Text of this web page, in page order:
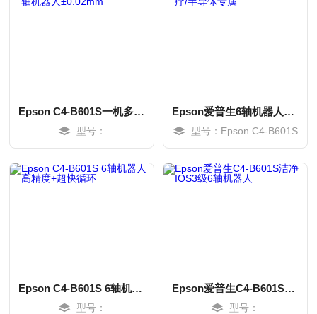
Epson C4-B601S一机多能6轴机器人±0.02mm
型号：
Epson爱普生6轴机器人，医疗/半导体专属
型号：Epson C4-B601S
Epson C4-B601S 6轴机器人高精度+超快循环
型号：
Epson爱普生C4-B601S洁净IOS3级6轴机器人
型号：